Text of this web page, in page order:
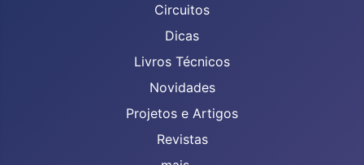
Circuitos
Dicas
Livros Técnicos
Novidades
Projetos e Artigos
Revistas